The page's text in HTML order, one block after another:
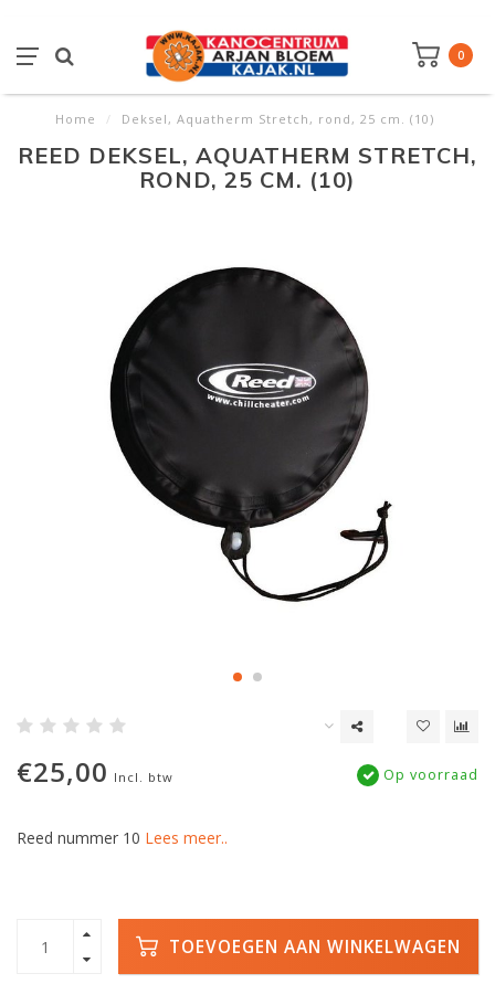
0
Home / Deksel, Aquatherm Stretch, rond, 25 cm. (10)
REED DEKSEL, AQUATHERM STRETCH,
ROND, 25 CM. (10)
€25,00 Incl. btw Op voorraad
Reed nummer 10 Lees meer..
TOEVOEGEN AAN WINKELWAGEN